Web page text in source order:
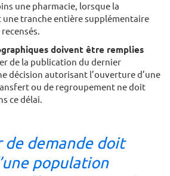
une pharmacie, lorsque la
tranche entière supplémentaire
doivent être remplies
de la publication du dernier
décision autorisant l’ouverture d’une
ou de regroupement ne doit
ce délai.
de demande doit
population